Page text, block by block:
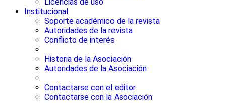
Licencias de uso
Institucional
Soporte académico de la revista
Autoridades de la revista
Conflicto de interés
Historia de la Asociación
Autoridades de la Asociación
Contactarse con el editor
Contactarse con la Asociación